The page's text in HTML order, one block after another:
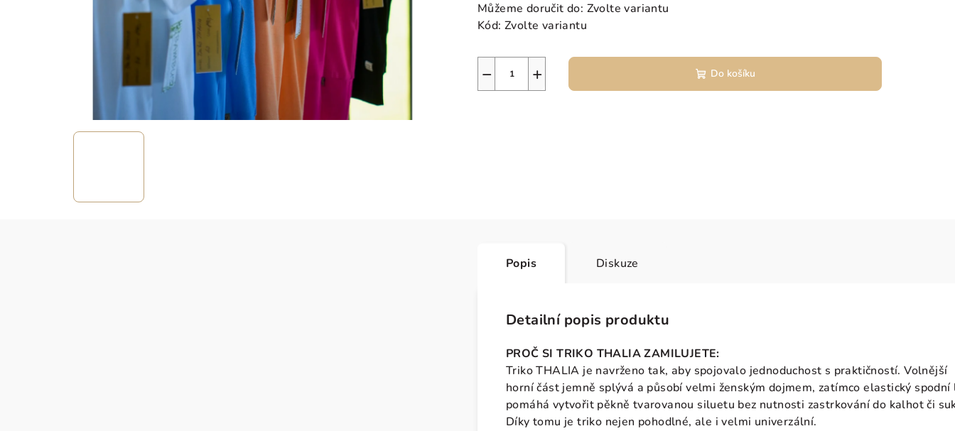
Můžeme doručit do: Zvolte variantu
Kód: Zvolte variantu
+
− Do košíku
Popis Diskuze
Detailní popis produktu
PROČ SI TRIKO THALIA ZAMILUJETE:
Triko THALIA je navrženo tak, aby spojovalo jednoduchost s praktičností. Volnější
horní část jemně splývá a působí velmi ženským dojmem, zatímco elastický spodní
pomáhá vytvořit pěkně tvarovanou siluetu bez nutnosti zastrkování do kalhot či
Díky tomu je triko nejen pohodlné, ale i velmi univerzální.